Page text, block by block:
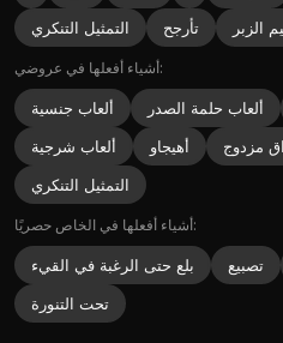
التمثيل التنكري
تأرجح الزبر
أشياء أفعلها في عروضي:
ألعاب جنسية ألعاب حلمة الصدر
ألعاب شرجية
أهيجاو مزدوج
التمثيل التنكري
أشياء أفعلها في الخاص حصريًا:
بلع حتى الرغبة في القيء تصبيع
تحت التنورة